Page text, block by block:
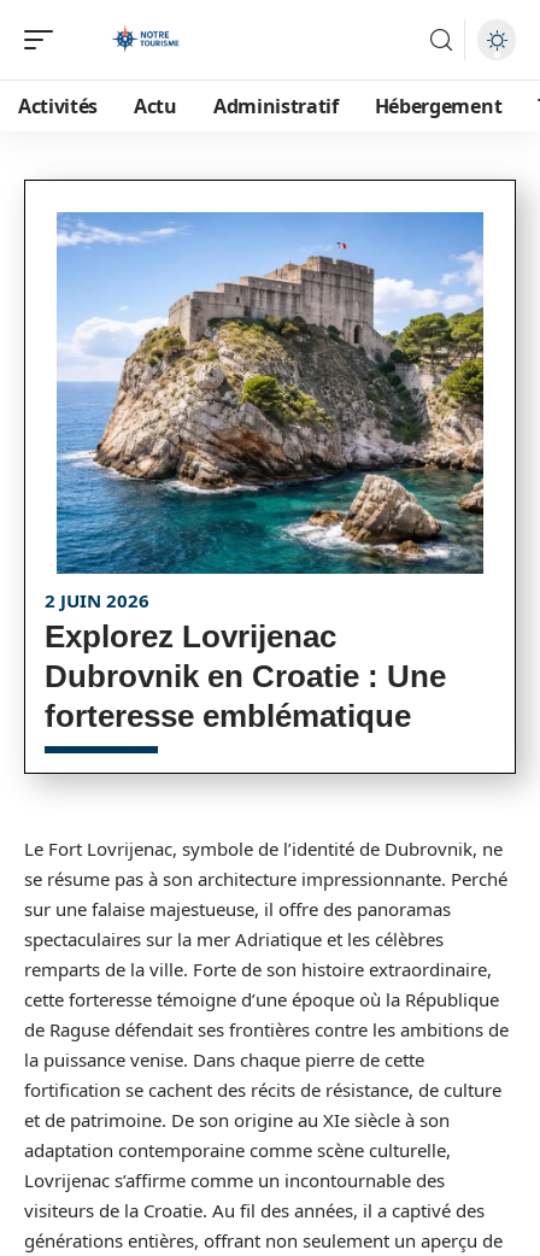
Activités Actu Administratif Hébergement
2 JUIN 2026
Explorez Lovrijenac
Dubrovnik en Croatie : Une
forteresse emblématique
Le Fort Lovrijenac, symbole de l’identité de Dubrovnik, ne
se résume pas à son architecture impressionnante. Perché
sur une falaise majestueuse, il offre des panoramas
spectaculaires sur la mer Adriatique et les célèbres
remparts de la ville. Forte de son histoire extraordinaire,
cette forteresse témoigne d’une époque où la République
de Raguse défendait ses frontières contre les ambitions de
la puissance venise. Dans chaque pierre de cette
fortification se cachent des récits de résistance, de culture
et de patrimoine. De son origine au XIe siècle à son
adaptation contemporaine comme scène culturelle,
Lovrijenac s’affirme comme un incontournable des
visiteurs de la Croatie. Au fil des années, il a captivé des
générations entières, offrant non seulement un aperçu de